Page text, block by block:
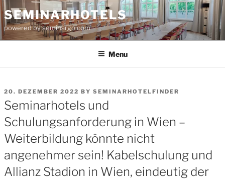
Skip
to
content
SEMINARHOTELS
powered by seminargo.com
Menu
POSTED
ON
20. DEZEMBER 2022 BY SEMINARHOTELFINDER
Seminarhotels und
Schulungsanforderung in Wien –
Weiterbildung könnte nicht
angenehmer sein! Kabelschulung und
Allianz Stadion in Wien, eindeutig der